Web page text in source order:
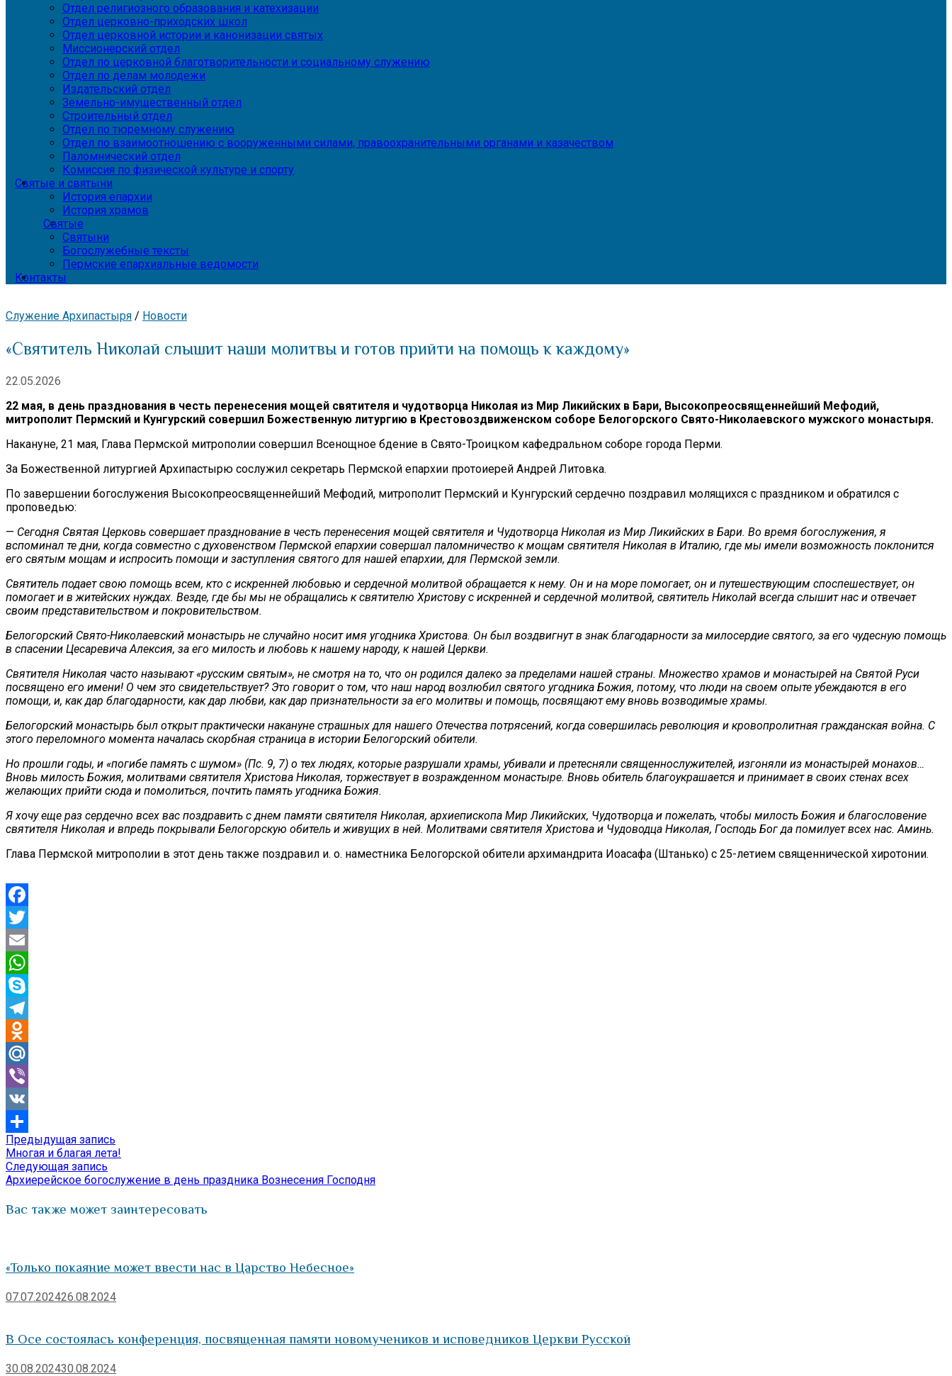
Отдел религиозного образования и катехизации
Отдел церковно-приходских школ
Отдел церковной истории и канонизации святых
Миссионерский отдел
Отдел по церковной благотворительности и социальному служению
Отдел по делам молодежи
Издательский отдел
Земельно-имущественный отдел
Строительный отдел
Отдел по тюремному служению
Отдел по взаимоотношению с вооруженными силами, правоохранительными органами и казачеством
Паломнический отдел
Комиссия по физической культуре и спорту
Святые и святыни
История епархии
История храмов
Святые
Святыни
Богослужебные тексты
Пермские епархиальные ведомости
Контакты
Служение Архипастыря / Новости
«Святитель Николай слышит наши молитвы и готов прийти на помощь к каждому»
22.05.2026
22 мая, в день празднования в честь перенесения мощей святителя и чудотворца Николая из Мир Ликийских в Бари, Высокопреосвященнейший Мефодий,
митрополит Пермский и Кунгурский совершил Божественную литургию в Крестовоздвиженском соборе Белогорского Свято-Николаевского мужского монастыря.
Накануне, 21 мая, Глава Пермской митрополии совершил Всенощное бдение в Свято-Троицком кафедральном соборе города Перми.
За Божественной литургией Архипастырю сослужил секретарь Пермской епархии протоиерей Андрей Литовка.
По завершении богослужения Высокопреосвященнейший Мефодий, митрополит Пермский и Кунгурский сердечно поздравил молящихся с праздником и обратился с
проповедью:
— Сегодня Святая Церковь совершает празднование в честь перенесения мощей святителя и Чудотворца Николая из Мир Ликийских в Бари. Во время богослужения, я
вспоминал те дни, когда совместно с духовенством Пермской епархии совершал паломничество к мощам святителя Николая в Италию, где мы имели возможность поклонится
его святым мощам и испросить помощи и заступления святого для нашей епархии, для Пермской земли.
Святитель подает свою помощь всем, кто с искренней любовью и сердечной молитвой обращается к нему. Он и на море помогает, он и путешествующим споспешествует, он
помогает и в житейских нуждах. Везде, где бы мы не обращались к святителю Христову с искренней и сердечной молитвой, святитель Николай всегда слышит нас и отвечает
своим представительством и покровительством.
Белогорский Свято-Николаевский монастырь не случайно носит имя угодника Христова. Он был воздвигнут в знак благодарности за милосердие святого, за его чудесную помощь
в спасении Цесаревича Алексия, за его милость и любовь к нашему народу, к нашей Церкви.
Святителя Николая часто называют «русским святым», не смотря на то, что он родился далеко за пределами нашей страны. Множество храмов и монастырей на Святой Руси
посвящено его имени! О чем это свидетельствует? Это говорит о том, что наш народ возлюбил святого угодника Божия, потому, что люди на своем опыте убеждаются в его
помощи, и, как дар благодарности, как дар любви, как дар признательности за его молитвы и помощь, посвящают ему вновь возводимые храмы.
Белогорский монастырь был открыт практически накануне страшных для нашего Отечества потрясений, когда совершилась революция и кровопролитная гражданская война. С
этого переломного момента началась скорбная страница в истории Белогорский обители.
Но прошли годы, и «погибе память с шумом» (Пс. 9, 7) о тех людях, которые разрушали храмы, убивали и претесняли священнослужителей, изгоняли из монастырей монахов…
Вновь милость Божия, молитвами святителя Христова Николая, торжествует в возражденном монастыре. Вновь обитель благоукрашается и принимает в своих стенах всех
желающих прийти сюда и помолиться, почтить память угодника Божия.
Я хочу еще раз сердечно всех вас поздравить с днем памяти святителя Николая, архиепископа Мир Ликийских, Чудотворца и пожелать, чтобы милость Божия и благословение
святителя Николая и впредь покрывали Белогорскую обитель и живущих в ней. Молитвами святителя Христова и Чудоводца Николая, Господь Бог да помилует всех нас. Аминь.
Глава Пермской митрополии в этот день также поздравил и. о. наместника Белогорской обители архимандрита Иоасафа (Штанько) с 25-летием священнической хиротонии.
Facebook
Twitter
Email
WhatsApp
Skype
Telegram
Odnoklassniki
Mail.Ru
Viber
VK
Отправить
Навигация
по
записям
Предыдущая запись
запись:
Многая и благая лета!
Следующая запись
запись:
Архиерейское богослужение в день праздника Вознесения Господня
Вас также может заинтересовать
«Только покаяние может ввести нас в Царство Небесное»
07.07.202426.08.2024
В Осе состоялась конференция, посвященная памяти новомучеников и исповедников Церкви Русской
30.08.202430.08.2024